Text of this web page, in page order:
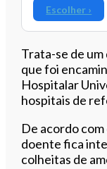
Escolher ›
Trata-se de
que foi
Hospitalar
hospitais de
De acordo com
doente fica
colheitas de